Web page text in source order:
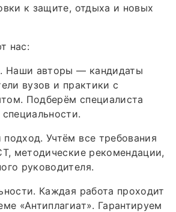
к защите, отдыха и новых
нас:
Наши авторы — кандидаты
вузов и практики с
Подберём специалиста
Учтём все требования
методические рекомендации,
руководителя.
Каждая работа проходит
«Антиплагиат». Гарантируем